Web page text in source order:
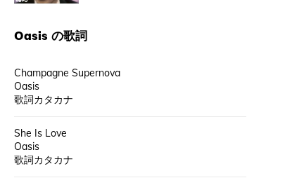
Oasis の歌詞
Champagne Supernova
Oasis
歌詞カタカナ
She Is Love
Oasis
歌詞カタカナ